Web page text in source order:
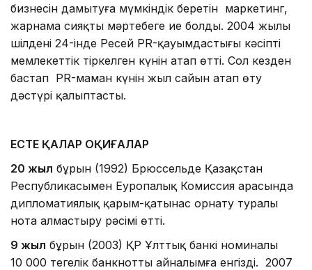
бизнесін дамытуға мүмкіндік беретін маркетинг,
жарнама сияқты мәртебеге ие болды. 2004 жылы
шілденің 24-інде Ресей PR-қауымдастығы кәсіптің
мемлекеттік тіркелген күнін атап өтті. Сол кезден
бастап PR-маман күнін жыл сайын атап өту
дәстүрі қалыптасты.
ЕСТЕ ҚАЛАР ОҚИҒАЛАР
20 жыл бұрын (1992) Брюссельде Қазақстан
Республикасымен Еуропалық Комиссия арасында
дипломатиялық қарым-қатынас орнату туралы
нота алмастыру рәсімі өтті.
9 жыл бұрын (2003) ҚР Ұлттық банкі номиналы
10 000 теңгелік банкнотты айналымға енгізді. 2007